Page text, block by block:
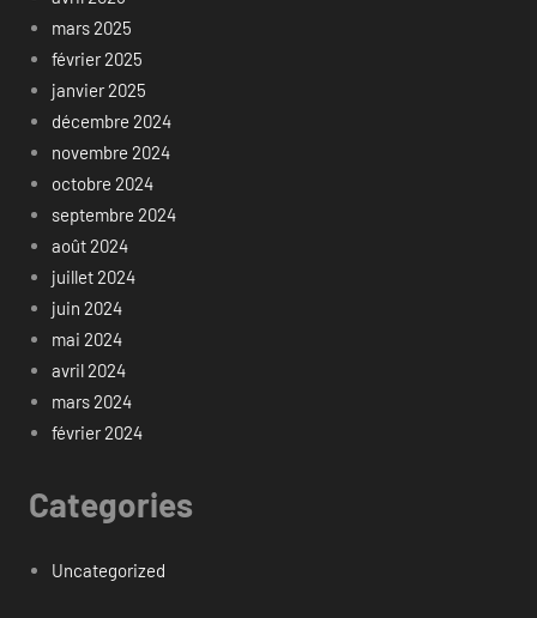
mars 2025
février 2025
janvier 2025
décembre 2024
novembre 2024
octobre 2024
septembre 2024
août 2024
juillet 2024
juin 2024
mai 2024
avril 2024
mars 2024
février 2024
Categories
Uncategorized